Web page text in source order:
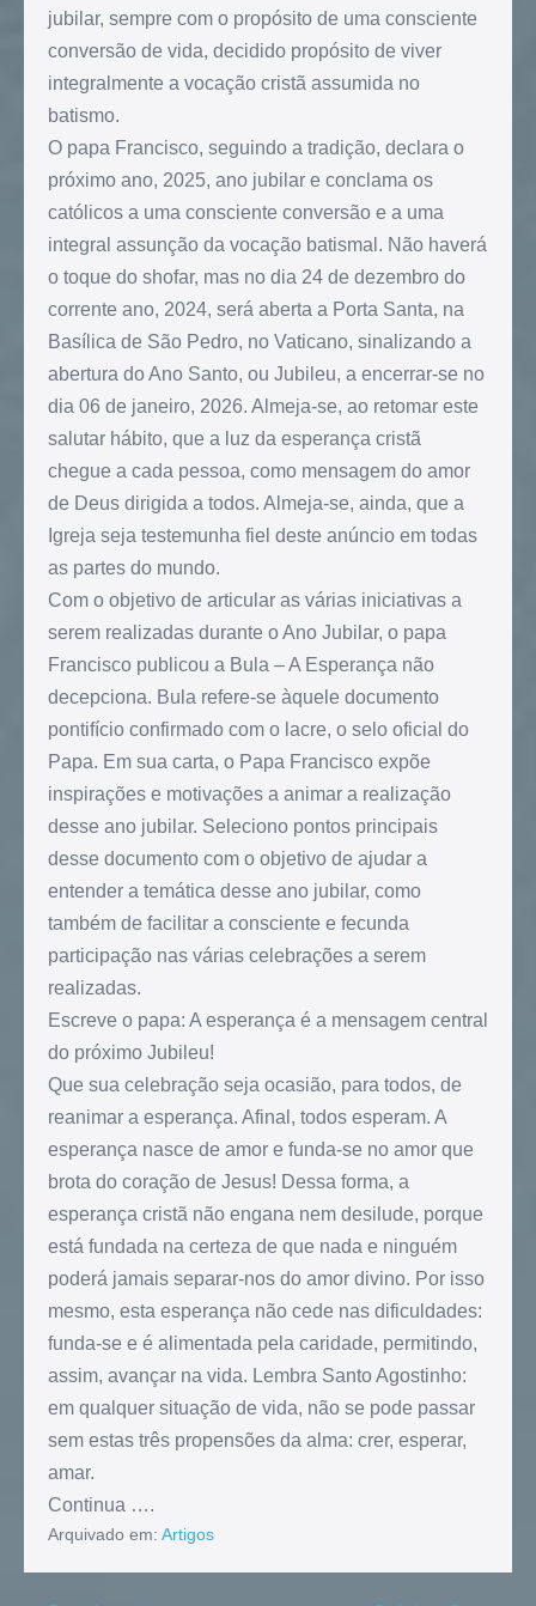
jubilar, sempre com o propósito de uma consciente
conversão de vida, decidido propósito de viver
integralmente a vocação cristã assumida no
batismo.
O papa Francisco, seguindo a tradição, declara o
próximo ano, 2025, ano jubilar e conclama os
católicos a uma consciente conversão e a uma
integral assunção da vocação batismal. Não haverá
o toque do shofar, mas no dia 24 de dezembro do
corrente ano, 2024, será aberta a Porta Santa, na
Basílica de São Pedro, no Vaticano, sinalizando a
abertura do Ano Santo, ou Jubileu, a encerrar-se no
dia 06 de janeiro, 2026. Almeja-se, ao retomar este
salutar hábito, que a luz da esperança cristã
chegue a cada pessoa, como mensagem do amor
de Deus dirigida a todos. Almeja-se, ainda, que a
Igreja seja testemunha fiel deste anúncio em todas
as partes do mundo.
Com o objetivo de articular as várias iniciativas a
serem realizadas durante o Ano Jubilar, o papa
Francisco publicou a Bula – A Esperança não
decepciona. Bula refere-se àquele documento
pontifício confirmado com o lacre, o selo oficial do
Papa. Em sua carta, o Papa Francisco expõe
inspirações e motivações a animar a realização
desse ano jubilar. Seleciono pontos principais
desse documento com o objetivo de ajudar a
entender a temática desse ano jubilar, como
também de facilitar a consciente e fecunda
participação nas várias celebrações a serem
realizadas.
Escreve o papa: A esperança é a mensagem central
do próximo Jubileu!
Que sua celebração seja ocasião, para todos, de
reanimar a esperança. Afinal, todos esperam. A
esperança nasce de amor e funda-se no amor que
brota do coração de Jesus! Dessa forma, a
esperança cristã não engana nem desilude, porque
está fundada na certeza de que nada e ninguém
poderá jamais separar-nos do amor divino. Por isso
mesmo, esta esperança não cede nas dificuldades:
funda-se e é alimentada pela caridade, permitindo,
assim, avançar na vida. Lembra Santo Agostinho:
em qualquer situação de vida, não se pode passar
sem estas três propensões da alma: crer, esperar,
amar.
Continua ….
Arquivado em: Artigos